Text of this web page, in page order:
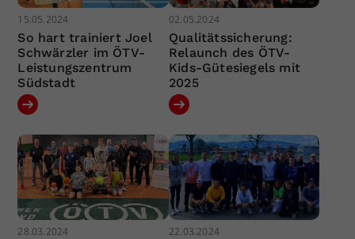
15.05.2024
So hart trainiert Joel
Schwärzler im ÖTV-
Leistungszentrum
Südstadt
02.05.2024
Qualitätssicherung:
Relaunch des ÖTV-
Kids-Gütesiegels mit
2025
28.03.2024 22.03.2024